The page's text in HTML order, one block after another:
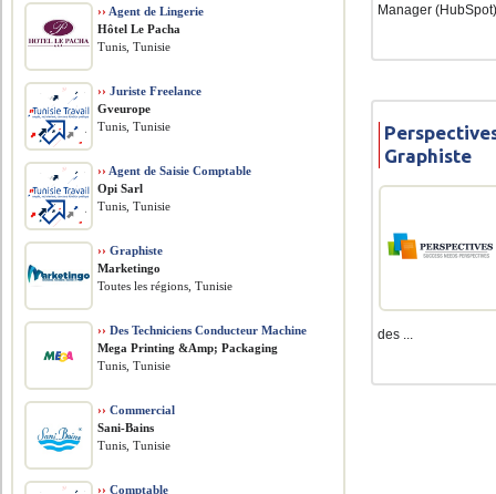
Manager
Graphiste
des ...
›› Agent de Lingerie
Hôtel Le Pacha
Tunis, Tunisie
›› Juriste Freelance
Gveurope
Tunis, Tunisie
›› Agent de Saisie Comptable
Opi Sarl
Tunis, Tunisie
›› Graphiste
Marketingo
Toutes les régions, Tunisie
›› Des Techniciens Conducteur Machine
Mega Printing &Amp; Packaging
Tunis, Tunisie
›› Commercial
Sani-Bains
Tunis, Tunisie
›› Comptable